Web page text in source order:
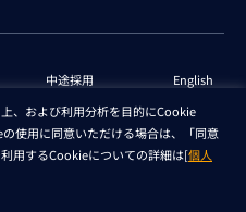
中途採用 English
セキュリティ基本方針
All Rights Reserved.
、および利用分析を目的にCookie
使用に同意いただける場合は、「同意
用するCookieについての詳細は[個人